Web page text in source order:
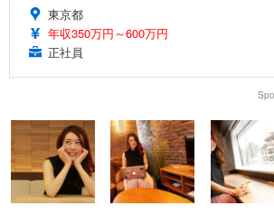
東京都
年収350万円～600万円
正社員